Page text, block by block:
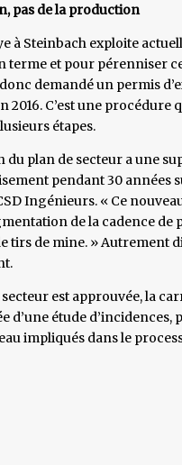
pas de la production
à Steinbach exploite
terme et pour pérenniser
demandé un permis
2016. C’est une
étapes.
du plan de secteur a une
pendant 30 années
Ingénieurs. « Ce
de la cadence
tirs de mine. » Autrement
est approuvée, la
d’une étude
impliqués dans le